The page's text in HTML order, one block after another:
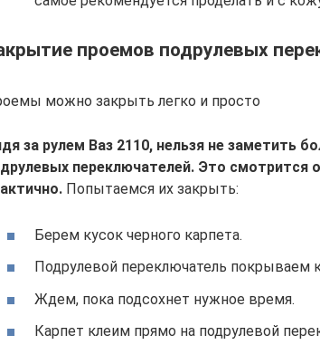
проемов подрулевых
можно закрыть легко и просто
за рулем Ваз 2110, нельзя не заметить
переключателей. Это смотрится
Попытаемся их закрыть:
Берем кусок черного карпета.
Подрулевой переключатель покрываем
Ждем, пока подсохнет нужное время.
Карпет клеим прямо на подрулевой